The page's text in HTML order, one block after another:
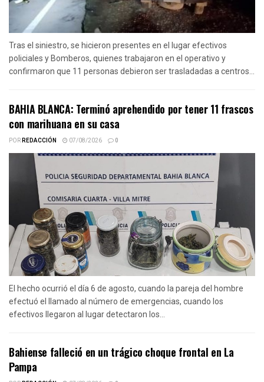
Tras el siniestro, se hicieron presentes en el lugar efectivos
policiales y Bomberos, quienes trabajaron en el operativo y
confirmaron que 11 personas debieron ser trasladadas a centros...
BAHIA BLANCA: Terminó aprehendido por tener 11 frascos
con marihuana en su casa
PORREDACCIÓN 07/08/2026 0
El hecho ocurrió el día 6 de agosto, cuando la pareja del hombre
efectuó el llamado al número de emergencias, cuando los
efectivos llegaron al lugar detectaron los...
Bahiense falleció en un trágico choque frontal en La
Pampa